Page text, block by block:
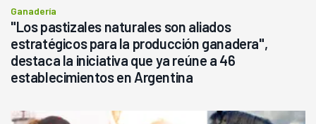
Ganadería
"Los pastizales naturales son aliados
estratégicos para la producción ganadera",
destaca la iniciativa que ya reúne a 46
establecimientos en Argentina